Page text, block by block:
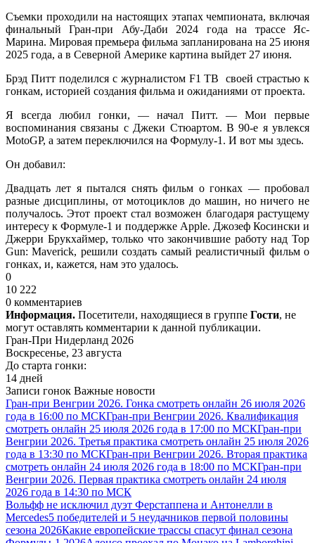
Съемки проходили на настоящих этапах чемпионата, включая
финальный Гран-при Абу-Даби 2024 года на трассе Яс-
Марина. Мировая премьера фильма запланирована на 25 июня
2025 года, а в Северной Америке картина выйдет 27 июня.
Брэд Питт поделился с журналистом F1 ТВ своей страстью к
гонкам, историей создания фильма и ожиданиями от проекта.
Я всегда любил гонки, — начал Питт. — Мои первые
воспоминания связаны с Джеки Стюартом. В 90-е я увлекся
MotoGP, а затем переключился на Формулу-1. И вот мы здесь.
Он добавил:
Двадцать лет я пытался снять фильм о гонках — пробовал
разные дисциплины, от мотоциклов до машин, но ничего не
получалось. Этот проект стал возможен благодаря растущему
интересу к Формуле-1 и поддержке Apple. Джозеф Косински и
Джерри Брукхаймер, только что закончившие работу над Top
Gun: Maverick, решили создать самый реалистичный фильм о
гонках, и, кажется, нам это удалось.
0
10 222
0 комментариев
Информация. Посетители, находящиеся в группе Гости, не
могут оставлять комментарии к данной публикации.
Гран-При Нидерланд 2026
Воскресенье, 23 августа
До старта гонки:
14 дней
Записи гонок Важные новости
Гран-при Венгрии 2026. Гонка смотреть онлайн 26 июля 2026
года в 16:00 по МСКГран-при Венгрии 2026. Квалификация
смотреть онлайн 25 июля 2026 года в 17:00 по МСКГран-при
Венгрии 2026. Третья практика смотреть онлайн 25 июля 2026
года в 13:30 по МСКГран-при Венгрии 2026. Вторая практика
смотреть онлайн 24 июля 2026 года в 18:00 по МСКГран-при
Венгрии 2026. Первая практика смотреть онлайн 24 июля
2026 года в 14:30 по МСК
Вольфф не исключил дуэт Ферстаппена и Антонелли в
Mercedes5 победителей и 5 неудачников первой половины
сезона 2026Какие европейские трассы спасут финал сезона